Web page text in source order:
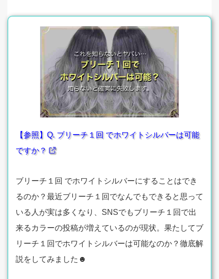
【参照】Q. ブリーチ１回 でホワイトシルバーは可能
ですか？
ブリーチ１回 でホワイトシルバーにすることはでき
るのか？最近ブリーチ１回でなんでもできると思って
いる人が実は多くなり、SNSでもブリーチ１回で出
来るカラーの投稿が増えているのが現状。果たしてブ
リーチ１回でホワイトシルバーは可能なのか？徹底解
説をしてみました☻